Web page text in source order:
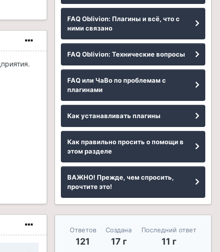
FAQ Oblivion: Плагины и всё, что с
ними связано
FAQ Oblivion: Технические вопросы
FAQ или ЧаВо по проблемам с
плагинами
Как устанавливать плагины
Как правильно просить о помощи в
этом разделе
ВАЖНО! Прежде, чем спросить,
прочтите это!
Ответов
121
Создана
17 г
Последний ответ
11 г